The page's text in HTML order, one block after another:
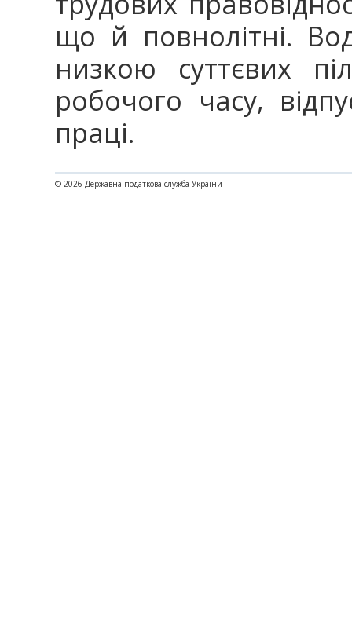
що й повнолітні.
низкою суттєвих
робочого часу,
праці.
© 2026 Державна податкова служба України